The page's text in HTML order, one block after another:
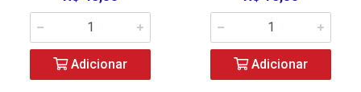
Adicionar Adicionar